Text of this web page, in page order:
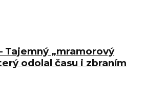
Tajemný „mramorový
odolal času i zbraním